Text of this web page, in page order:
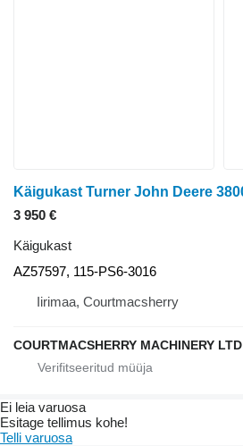
3 950 €
Käigukast
AZ57597, 115-PS6-3016
Iirimaa, Courtmacsherry
COURTMACSHERRY MACHINERY LTD
Ei leia varuosa
Esitage tellimus kohe!
Telli varuosa